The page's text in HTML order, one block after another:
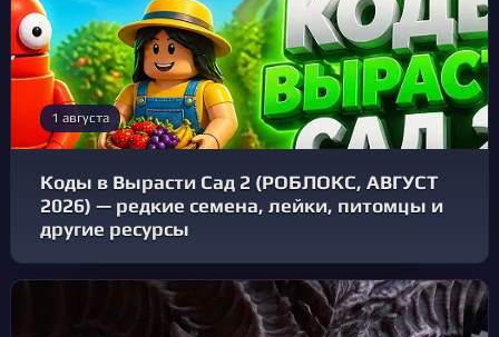
1 августа
Коды в Вырасти Сад 2 (РОБЛОКС, АВГУСТ
2026) — редкие семена, лейки, питомцы и
другие ресурсы